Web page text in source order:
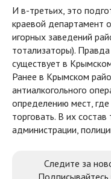
И в-третьих, это
краевой департамент
игорных заведений
тотализаторы).
существует в
Ранее в Крымском
антиалкогольного
определению мест,
торговать. В их
администрации,
Следите за